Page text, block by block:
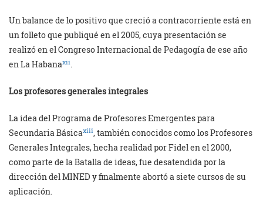
Un balance de lo positivo que creció a contracorriente está en
un folleto que publiqué en el 2005, cuya presentación se
realizó en el Congreso Internacional de Pedagogía de ese año
en La Habanaxii.
Los profesores generales integrales
La idea del Programa de Profesores Emergentes para
Secundaria Básicaxiii, también conocidos como los Profesores
Generales Integrales, hecha realidad por Fidel en el 2000,
como parte de la Batalla de ideas, fue desatendida por la
dirección del MINED y finalmente abortó a siete cursos de su
aplicación.